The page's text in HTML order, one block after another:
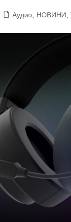
Аудио НОВИНИ